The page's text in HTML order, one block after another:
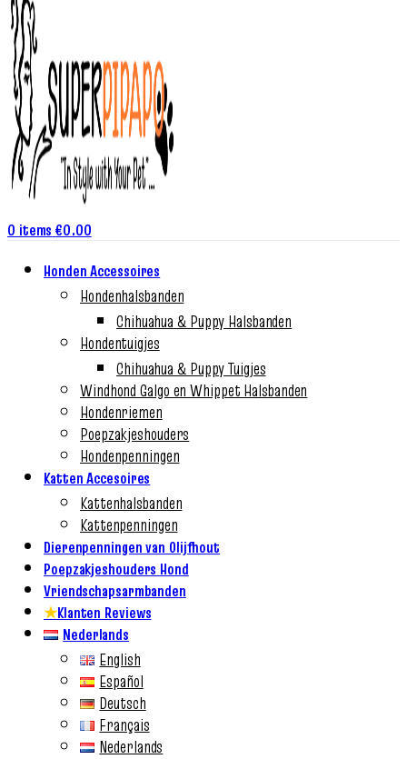
0 items €0.00
Honden Accessoires
Hondenhalsbanden
Chihuahua & Puppy Halsbanden
Hondentuigjes
Chihuahua & Puppy Tuigjes
Windhond Galgo en Whippet Halsbanden
Hondenriemen
Poepzakjeshouders
Hondenpenningen
Katten Accesoires
Kattenhalsbanden
Kattenpenningen
Dierenpenningen van Olijfhout
Poepzakjeshouders Hond
Vriendschapsarmbanden
★Klanten Reviews
Nederlands
English
Español
Deutsch
Français
Nederlands